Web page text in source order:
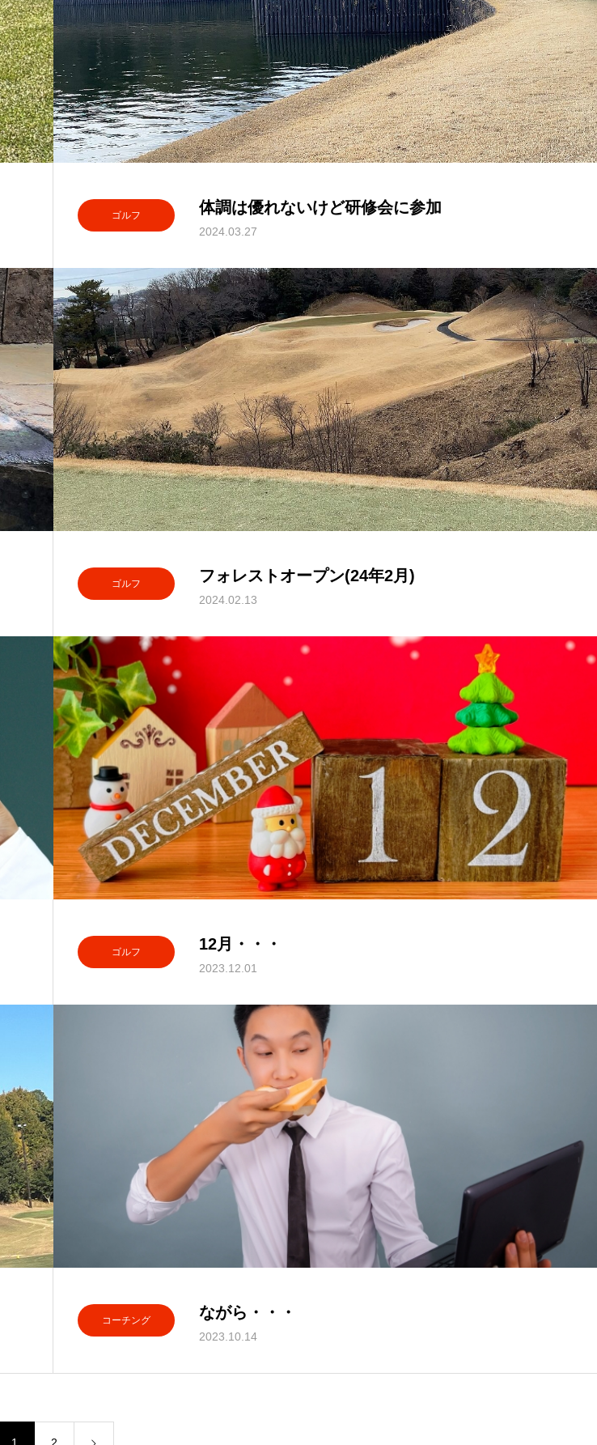
ゴルフ 体調は優れないけど研修会に参加
2024.03.27
ゴルフ フォレストオープン(24年2月)
2024.02.13
ゴルフ 12月・・・
2023.12.01
コーチング ながら・・・
2023.10.14